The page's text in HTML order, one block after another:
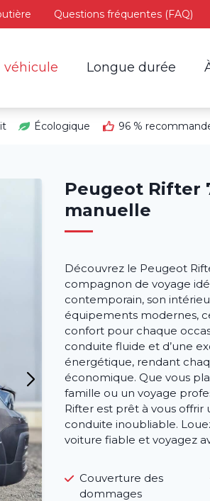
Questions fréquentes (FAQ)
véhicule Longue durée
Écologique 96 %
Peugeot Rifter
manuelle
Découvrez le Peugeot
compagnon de voyage
contemporain, son
équipements modernes,
confort pour chaque
conduite fluide et d’une
énergétique, rendant
économique. Que vous
famille ou un voyage
Rifter est prêt à vous offrir
conduite inoubliable.
voiture fiable et voyagez
Couverture des
dommages